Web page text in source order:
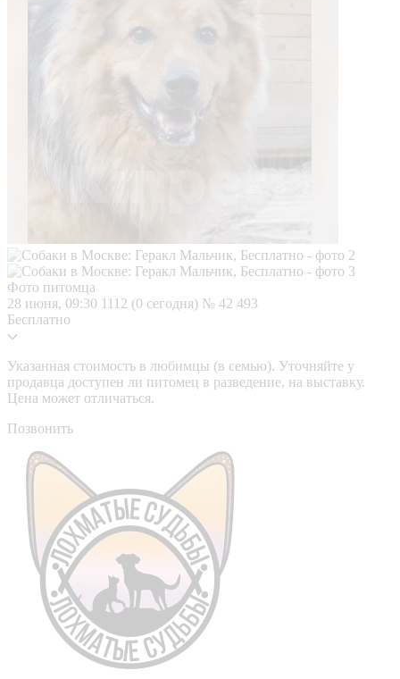
Фото питомца
28 июня, 09:30 1112 (0 сегодня) № 42 493
Бесплатно
Указанная стоимость в любимцы (в семью). Уточняйте у
продавца доступен ли питомец в разведение, на выставку.
Цена может отличаться.
Позвонить